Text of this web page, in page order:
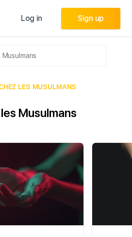
Log in Sign up
Log in Sign up
LES MUSULMANS
Musulmans